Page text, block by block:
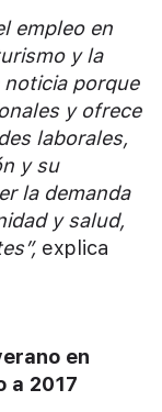
empleo en
y la
porque
y ofrece
laborales,
y su
la demanda
y salud,
explica
en
a 2017